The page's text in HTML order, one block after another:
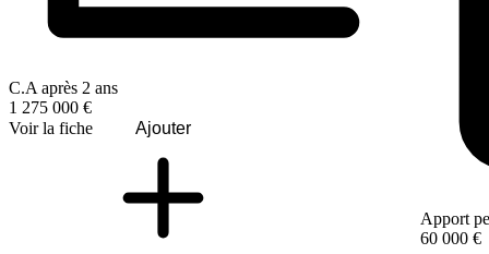
C.A après 2 ans
1 275 000 €
Voir la fiche
Ajouter
Apport
60 000 €